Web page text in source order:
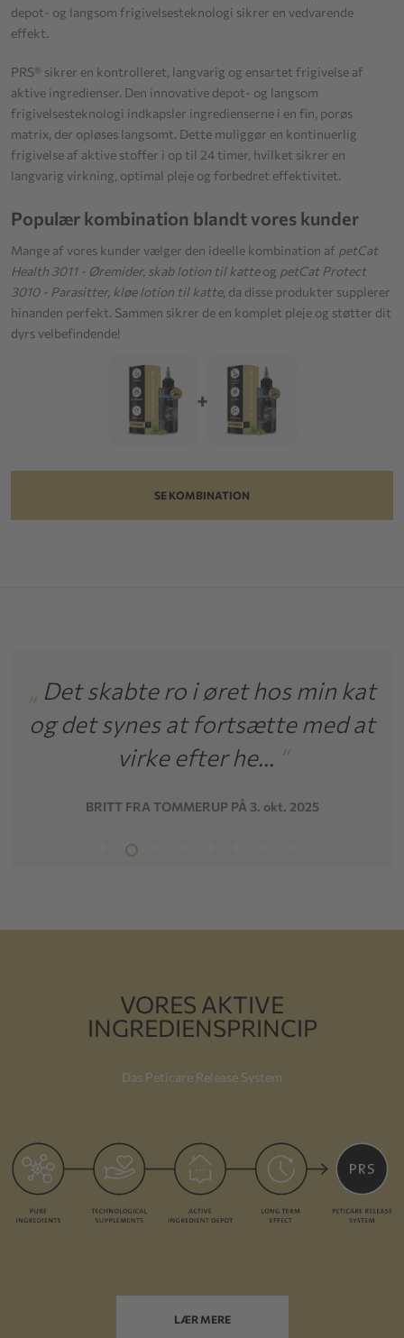
depot- og langsom frigivelsesteknologi sikrer en vedvarende
effekt.
PRS® sikrer en kontrolleret, langvarig og ensartet frigivelse af
aktive ingredienser. Den innovative depot- og langsom
frigivelsesteknologi indkapsler ingredienserne i en fin, porøs
matrix, der opløses langsomt. Dette muliggør en kontinuerlig
frigivelse af aktive stoffer i op til 24 timer, hvilket sikrer en
langvarig virkning, optimal pleje og forbedret effektivitet.
Populær kombination blandt vores kunder
Mange af vores kunder vælger den ideelle kombination af petCat
Health 3011 - Øremider, skab lotion til katteog petCat Protect
3010 - Parasitter, kløe lotion til katte, da disse produkter supplerer
hinanden perfekt. Sammen sikrer de en komplet pleje og støtter dit
dyrs velbefindende!
+
SE KOMBINATION
Det skabte ro i øret hos min kat
og det synes at fortsætte med at
virke efter he...“
BRITT FRA TOMMERUP PÅ 3. okt. 2025
VORES AKTIVE
INGREDIENSPRINCIP
Das Peticare Release System
LÆR MERE